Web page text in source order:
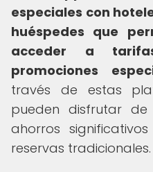
especiales con
huéspedes que
acceder a
promociones
través de estas
pueden disfrutar
ahorros
reservas tradicionales.